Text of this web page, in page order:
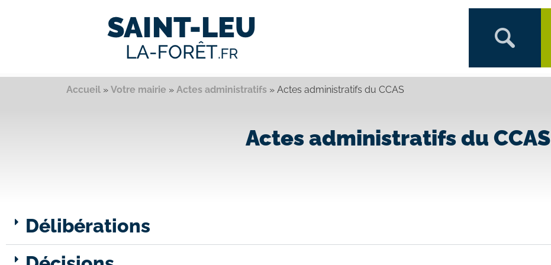
Accueil » Votre mairie » Actes administratifs » Actes administratifs du CCAS
Actes administratifs du CCAS
Délibérations